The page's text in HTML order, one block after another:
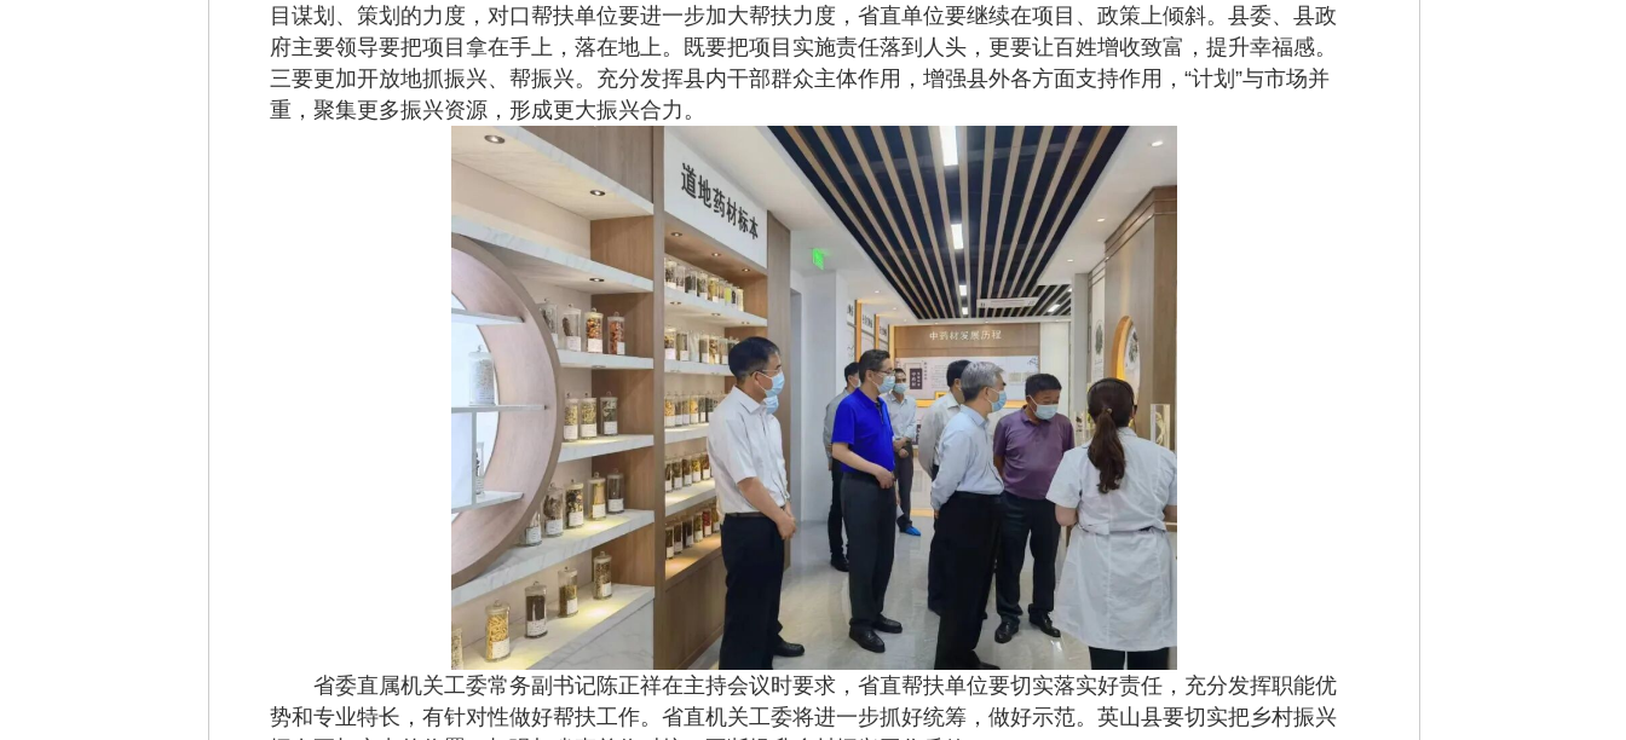
目谋划、策划的力度，对口帮扶单位要进一步加大帮扶力度，省直单位要继续在项目、政策上倾斜。县委、县政
府主要领导要把项目拿在手上，落在地上。既要把项目实施责任落到人头，更要让百姓增收致富，提升幸福感。
三要更加开放地抓振兴、帮振兴。充分发挥县内干部群众主体作用，增强县外各方面支持作用，“计划”与市场并
重，聚集更多振兴资源，形成更大振兴合力。
省委直属机关工委常务副书记陈正祥在主持会议时要求，省直帮扶单位要切实落实好责任，充分发挥职能优
势和专业特长，有针对性做好帮扶工作。省直机关工委将进一步抓好统筹，做好示范。英山县要切实把乡村振兴